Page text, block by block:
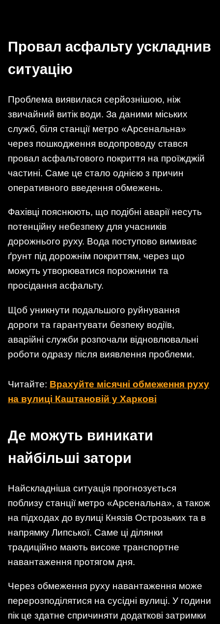
Провал асфальту ускладнив
ситуацію
Проблема виявилася серйознішою, ніж
звичайний витік води. За даними міських
служб, біля станції метро «Арсенальна»
через пошкодження водопроводу стався
провал асфальтового покриття на проїжджій
частині. Саме це стало однією з причин
оперативного введення обмежень.
Фахівці пояснюють, що подібні аварії несуть
потенційну небезпеку для учасників
дорожнього руху. Вода поступово вимиває
ґрунт під дорожнім покриттям, через що
можуть утворюватися порожнини та
просідання асфальту.
Щоб уникнути подальшого руйнування
дороги та гарантувати безпеку водіїв,
аварійні служби розпочали відновлювальні
роботи одразу після виявлення проблеми.
Читайте: Врахуйте місячні обмеження руху
на вулиці Каштановій у Харкові
Де можуть виникати
найбільші затори
Найскладніша ситуація прогнозується
поблизу станції метро «Арсенальна», а також
на підходах до вулиці Князів Острозьких та в
напрямку Липської. Саме ці ділянки
традиційно мають високе транспортне
навантаження протягом дня.
Через обмеження руху навантаження може
перерозподілятися на сусідні вулиці. У години
пік це здатне спричиняти додаткові затримки